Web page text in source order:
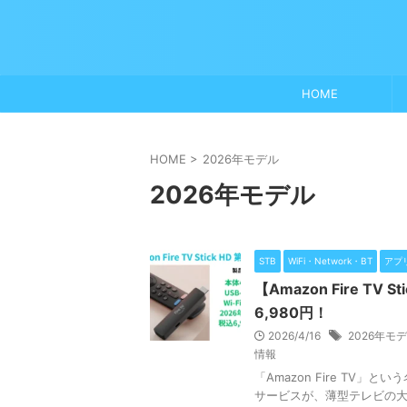
HOME
HOME > 2026年モデル
2026年モデル
STB WiFi・Network・BT アプ
【Amazon Fire TV
6,980円！
2026/4/16 2026年モ
情報
「Amazon Fire TV」とい
サービスが、薄型テレビの